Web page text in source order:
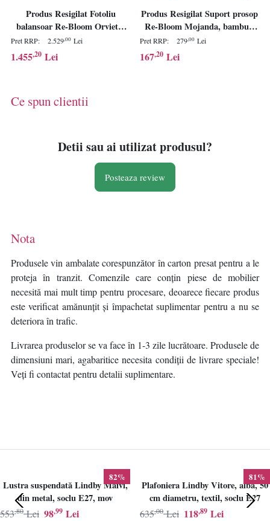
Produs Resigilat Fotoliu
balansoar Re-Bloom Orvieto,
ratan/bumbac viscoza,
110x108x72 cm, perna inclusa,
100 kg, bej/natur - Verificat A
Pret RRP: 2.529,00 Lei
1.455,20 Lei
Produs Resigilat Suport prosop
Re-Bloom Mojanda, bambus,
60x40x95 cm, natur - Verificat
Pret RRP: 279,00 Lei
167,20 Lei
Ce spun clientii
Detii sau ai utilizat produsul?
Posteaza review
Nota
Produsele vin ambalate corespunzător în carton presat pentru a le
proteja în tranzit. Comenzile care conțin piese de mobilier
necesită mai mult timp pentru procesare, deoarece fiecare produs
este verificat amănunțit și împachetat suplimentar pentru a nu se
deteriora în trafic.
Livrarea produselor se va face în 1-3 zile lucrătoare. Produsele de
dimensiuni mari, agabaritice necesita condiții de livrare speciale!
Veți fi contactat pentru detalii suplimentare.
82%
Lustra suspendată Lindby Maivi,
din metal, soclu E27, mov
98,99 Lei
553,80 Lei
81%
Plafoniera Lindby Vitore, alba, 50
cm diametru, textil, soclu E27
118,89 Lei
635,00 Lei